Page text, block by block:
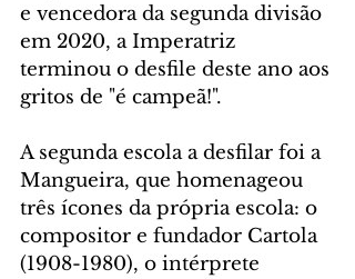
e vencedora da segunda divisão
em 2020, a Imperatriz
terminou o desfile deste ano aos
gritos de "é campeã!".
A segunda escola a desfilar foi a
Mangueira, que homenageou
três ícones da própria escola: o
compositor e fundador Cartola
(1908-1980), o intérprete